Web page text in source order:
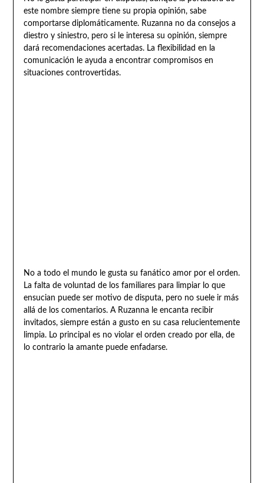
este nombre siempre tiene su propia opinión, sabe
comportarse diplomáticamente. Ruzanna no da consejos a
diestro y siniestro, pero si le interesa su opinión, siempre
dará recomendaciones acertadas. La flexibilidad en la
comunicación le ayuda a encontrar compromisos en
situaciones controvertidas.
No a todo el mundo le gusta su fanático amor por el orden.
La falta de voluntad de los familiares para limpiar lo que
ensucian puede ser motivo de disputa, pero no suele ir más
allá de los comentarios. A Ruzanna le encanta recibir
invitados, siempre están a gusto en su casa relucientemente
limpia. Lo principal es no violar el orden creado por ella, de
lo contrario la amante puede enfadarse.